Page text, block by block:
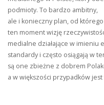
podmioty. To bardzo ambitny,
ale i konieczny plan, od
ten moment wizję
medialne działające w imieniu
standardy i często osiągają w
są one zbieżne z dobrem
a w większości przypadków